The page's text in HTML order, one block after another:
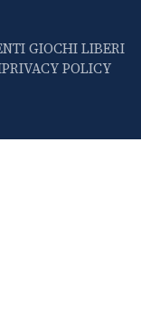
GIOCHI LIBERI
PRIVACY POLICY